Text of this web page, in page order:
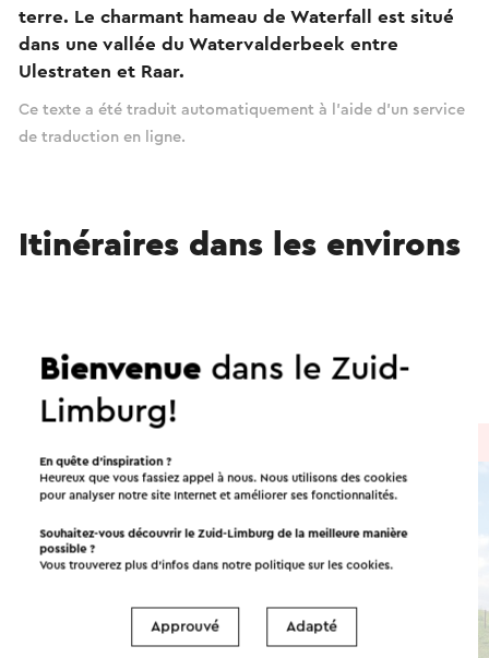
terre. Le charmant hameau de Waterfall est situé
dans une vallée du Watervalderbeek entre
Ulestraten et Raar.
Ce texte a été traduit automatiquement à l'aide d'un service
de traduction en ligne.
Itinéraires dans les environs
Cyclisme Cyclisme sur gravier
Bienvenuedans le Zuid-
Limburg!
En quête d’inspiration ?
Heureux que vous fassiez appel à nous. Nous utilisons des cookies
pour analyser notre site Internet et améliorer ses fonctionnalités.
Souhaitez-vous découvrir le Zuid-Limburg de la meilleure manière
possible ?
Vous trouverez plus d’infos dans notre politique sur lescookies.
Approuvé Adapté